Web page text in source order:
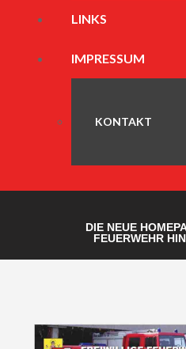
LINKS
IMPRESSUM
KONTAKT
DIE NEUE
FEUERWEHR